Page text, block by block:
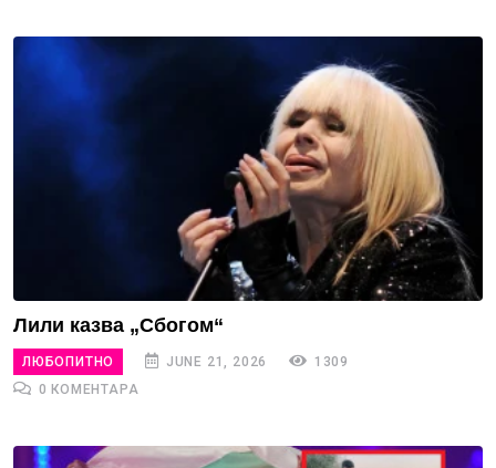
Лили казва „Сбогом“
ЛЮБОПИТНО JUNE 21, 2026
1309
0 КОМЕНТАРА